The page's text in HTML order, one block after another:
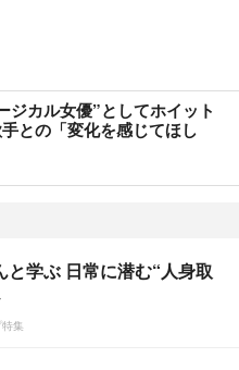
ジカル女優”としてホイット
との「変化を感じてほし
と学ぶ 日常に潜む“人身取
集